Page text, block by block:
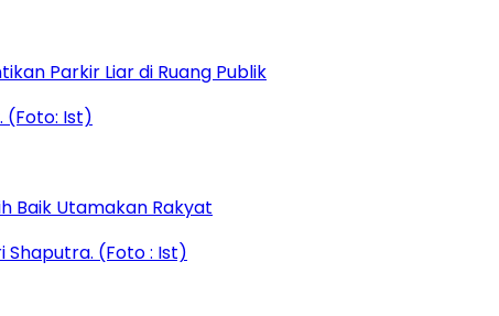
Parkir Liar di Ruang Publik
Baik Utamakan Rakyat